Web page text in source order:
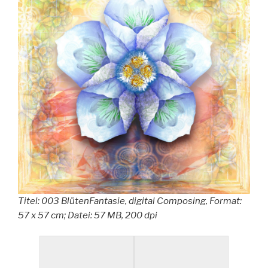
Titel: 003 BlütenFantasie, digital Composing, Format:
57 x 57 cm; Datei: 57 MB, 200 dpi